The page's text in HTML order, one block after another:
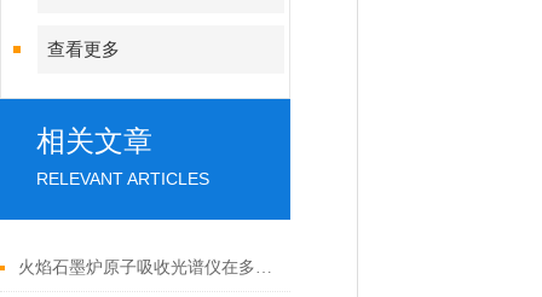
查看更多
相关文章
RELEVANT ARTICLES
火焰石墨炉原子吸收光谱仪在多个领域有重要作用